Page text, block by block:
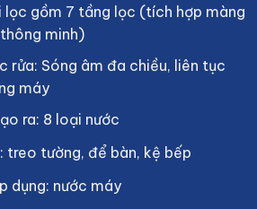
lọc gồm 7 tầng lọc (tích hợp màng
minh)
rửa: Sóng âm đa chiều, liên tục
máy
ra: 8 loại nước
treo tường, để bàn, kệ bếp
dụng: nước máy